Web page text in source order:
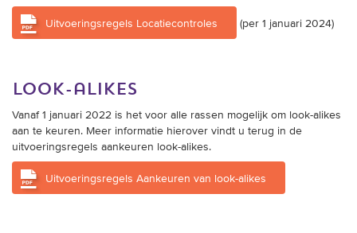
Uitvoeringsregels Locatiecontroles (per 1 januari 2024)
look-alikes
Vanaf 1 januari 2022 is het voor alle rassen mogelijk om look-alikes
aan te keuren. Meer informatie hierover vindt u terug in de
uitvoeringsregels aankeuren look-alikes.
Uitvoeringsregels Aankeuren van look-alikes